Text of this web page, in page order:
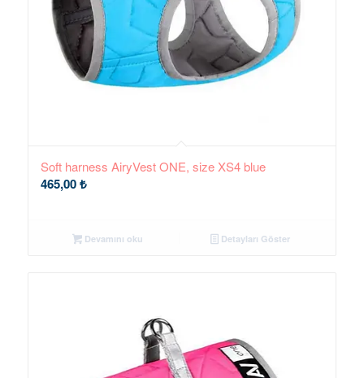
Soft harness AiryVest ONE, size XS4 blue
465,00₺
Devamını oku Detayları Göster